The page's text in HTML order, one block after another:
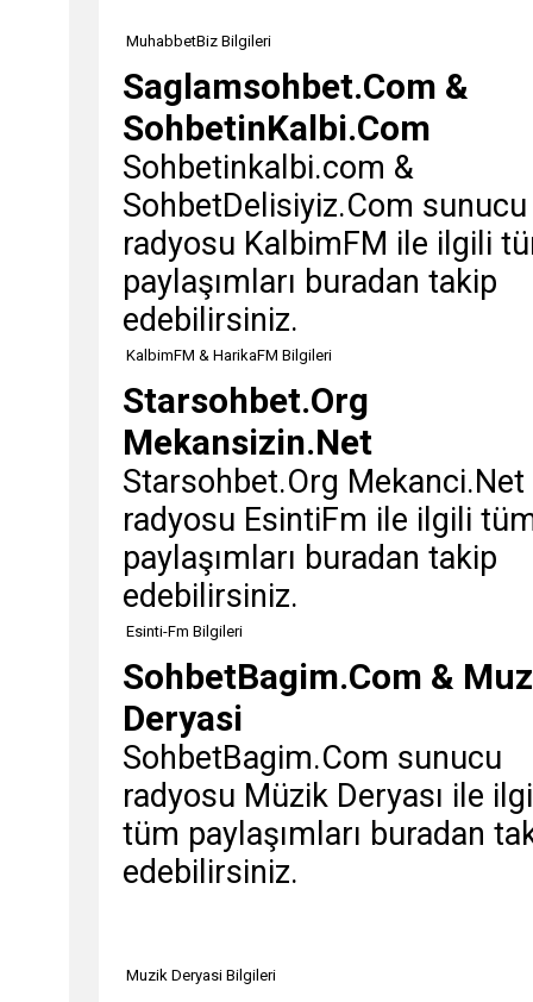
MuhabbetBiz Bilgileri
Saglamsohbet.Com &
SohbetinKalbi.Com
Sohbetinkalbi.com &
SohbetDelisiyiz.Com sunucu
radyosu KalbimFM ile ilgili
paylaşımları buradan takip
edebilirsiniz.
KalbimFM & HarikaFM Bilgileri
Starsohbet.Org
Mekansizin.Net
Starsohbet.Org Mekanci.Net
radyosu EsintiFm ile ilgili
paylaşımları buradan takip
edebilirsiniz.
Esinti-Fm Bilgileri
SohbetBagim.Com &
Deryasi
SohbetBagim.Com sunucu
radyosu Müzik Deryası ile
tüm paylaşımları buradan
edebilirsiniz.
Muzik Deryasi Bilgileri